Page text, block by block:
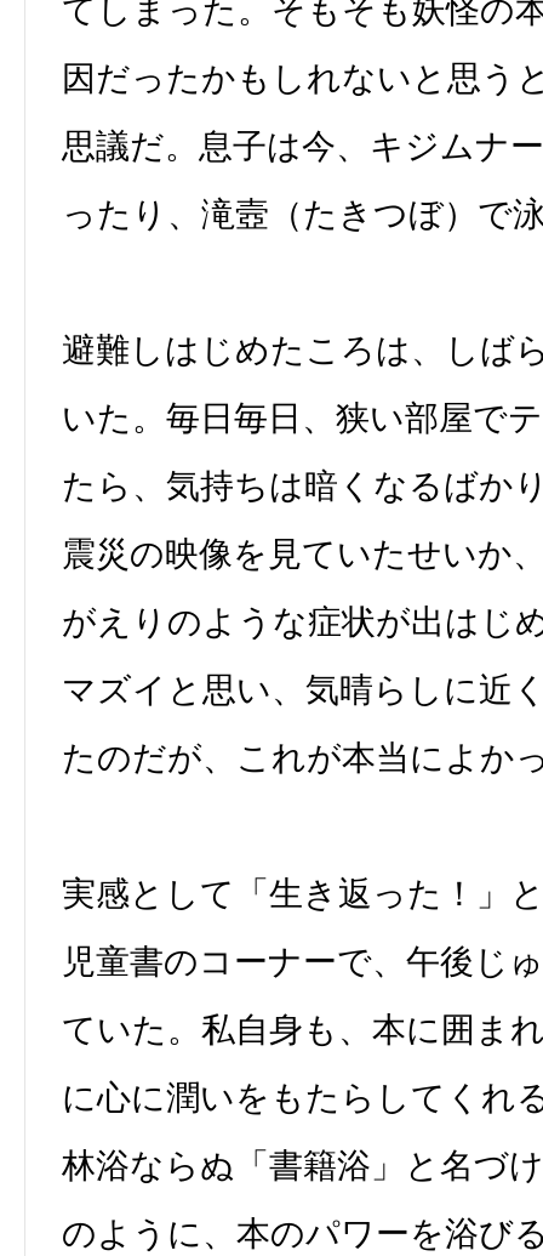
てしまった。そもそも妖怪の
因だったかもしれないと思う
思議だ。息子は今、キジムナ
ったり、滝壼（たきつぼ）で
避難しはじめたころは、しば
いた。毎日毎日、狭い部屋で
たら、気持ちは暗くなるばか
震災の映像を見ていたせいか
がえりのような症状が出はじ
マズイと思い、気晴らしに近
たのだが、これが本当によか
実感として「生き返った！」
児童書のコーナーで、午後じ
ていた。私自身も、本に囲ま
に心に潤いをもたらしてくれ
林浴ならぬ「書籍浴」と名づ
のように、本のパワーを浴び